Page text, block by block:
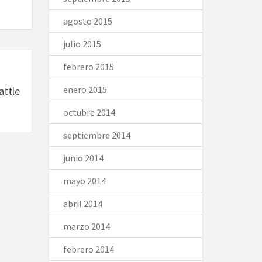
agosto 2015
julio 2015
febrero 2015
enero 2015
octubre 2014
septiembre 2014
junio 2014
mayo 2014
abril 2014
marzo 2014
febrero 2014